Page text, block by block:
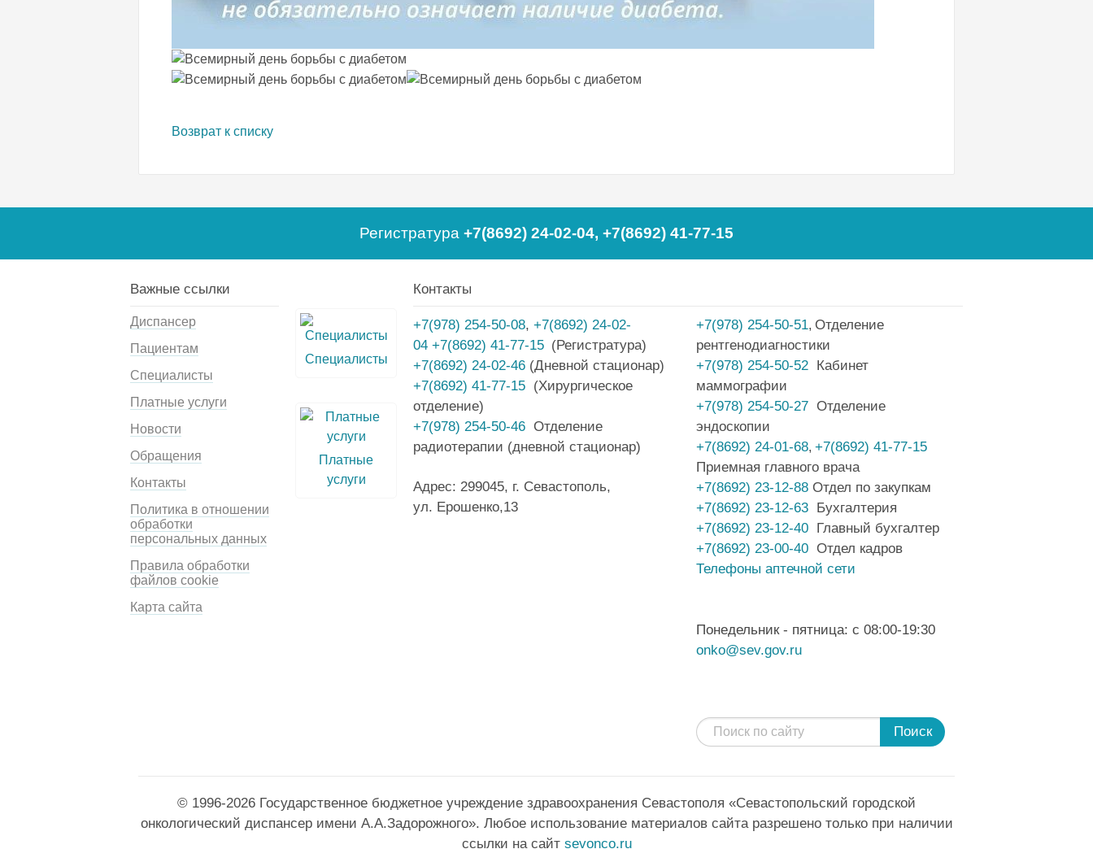
Возврат к списку
Регистратура +7(8692) 24-02-04, +7(8692) 41-77-15
Важные ссылки
Диспансер
Пациентам
Специалисты
Платные услуги
Новости
Обращения
Контакты
Политика в отношении
обработки
персональных данных
Правила обработки
файлов cookie
Карта сайта
Специалисты
Платные
услуги
Контакты
+7(978) 254-50-08, +7(8692) 24-02-
04 +7(8692) 41-77-15 (Регистратура)
+7(8692) 24-02-46 (Дневной стационар)
+7(8692) 41-77-15 (Хирургическое
отделение)
+7(978) 254-50-46 Отделение
радиотерапии (дневной стационар)
Адрес: 299045, г. Севастополь,
ул. Ерошенко,13
+7(978) 254-50-51, Отделение
рентгенодиагностики
+7(978) 254-50-52 Кабинет
маммографии
+7(978) 254-50-27 Отделение
эндоскопии
+7(8692) 24-01-68, +7(8692) 41-77-15
Приемная главного врача
+7(8692) 23-12-88 Отдел по закупкам
+7(8692) 23-12-63 Бухгалтерия
+7(8692) 23-12-40 Главный бухгалтер
+7(8692) 23-00-40 Отдел кадров
Телефоны аптечной сети
Понедельник - пятница: с 08:00-19:30
onko@sev.gov.ru
Поиск
© 1996-2026 Государственное бюджетное учреждение здравоохранения Севастополя «Севастопольский городской
онкологический диспансер имени А.А.Задорожного». Любое использование материалов сайта разрешено только при наличии
ссылки на сайт sevonco.ru